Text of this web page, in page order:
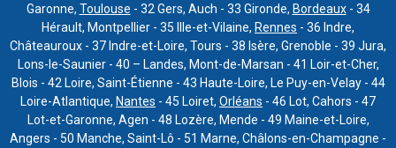
Garonne, Toulouse - 32 Gers, Auch - 33 Gironde, Bordeaux- 34
Hérault, Montpellier - 35 Ille-et-Vilaine, Rennes - 36 Indre,
Châteauroux - 37 Indre-et-Loire, Tours - 38 Isère, Grenoble - 39 Jura,
Lons-le-Saunier - 40 – Landes, Mont-de-Marsan - 41 Loir-et-Cher,
Blois - 42 Loire, Saint-Étienne - 43 Haute-Loire, Le Puy-en-Velay - 44
Loire-Atlantique, Nantes - 45 Loiret, Orléans - 46 Lot, Cahors - 47
Lot-et-Garonne, Agen - 48 Lozère, Mende - 49 Maine-et-Loire,
Angers - 50 Manche, Saint-Lô - 51 Marne, Châlons-en-Champagne -